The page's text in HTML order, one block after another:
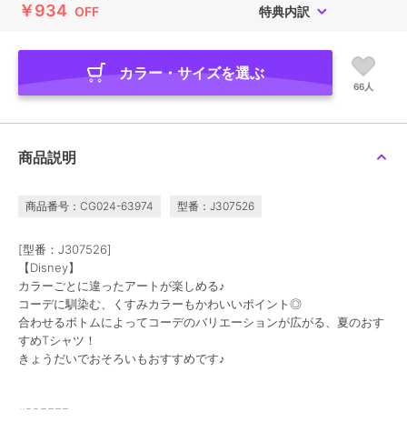
￥934 OFF 特典内訳
カラー・サイズを選ぶ
66人
商品説明
商品番号：CG024-63974 型番：J307526
[型番：J307526]
【Disney】
カラーごとに違ったアートが楽しめる♪
コーデに馴染む、くすみカラーもかわいいポイント◎
合わせるボトムによってコーデのバリエーションが広がる、夏のおす
すめTシャツ！
きょうだいでおそろいもおすすめです♪
#BREEZE